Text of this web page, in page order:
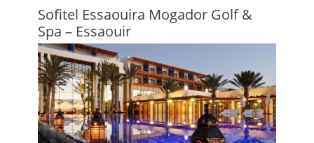
Sofitel Essaouira Mogador Golf &
Spa – Essaouir